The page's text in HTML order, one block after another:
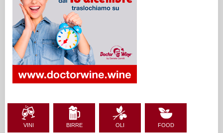
VINI BIRRE OLI FOOD